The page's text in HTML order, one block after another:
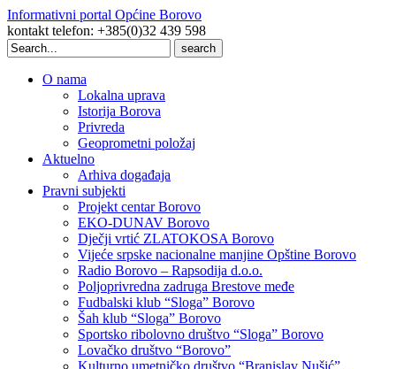
Informativni portal Općine Borovo
kontakt telefon: +385(0)32 439 598
Search
for:
O nama
Lokalna uprava
Istorija Borova
Privreda
Geoprometni položaj
Aktuelno
Arhiva događaja
Pravni subjekti
Projekt centar Borovo
EKO-DUNAV Borovo
Dječji vrtić ZLATOKOSA Borovo
Vijeće srpske nacionalne manjine Opštine Borovo
Radio Borovo – Rapsodija d.o.o.
Poljoprivredna zadruga Brestove međe
Fudbalski klub “Sloga” Borovo
Šah klub “Sloga” Borovo
Sportsko ribolovno društvo “Sloga” Borovo
Lovačko društvo “Borovo”
Kulturno umetničko društvo “Branislav Nušić”